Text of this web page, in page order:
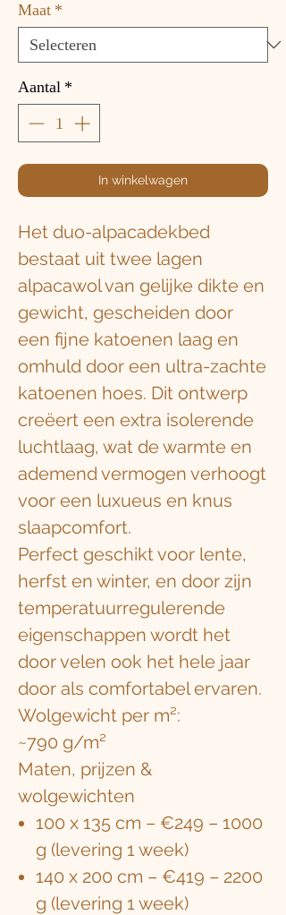
Maat *
Aantal *
In winkelwagen
Het duo-alpacadekbed
bestaat uit twee lagen
alpacawol van gelijke dikte en
gewicht, gescheiden door
een fijne katoenen laag en
omhuld door een ultra-zachte
katoenen hoes. Dit ontwerp
creëert een extra isolerende
luchtlaag, wat de warmte en
ademend vermogen verhoogt
voor een luxueus en knus
slaapcomfort.
Perfect geschikt voor lente,
herfst en winter, en door zijn
temperatuurregulerende
eigenschappen wordt het
door velen ook het hele jaar
door als comfortabel ervaren.
Wolgewicht per m²:
~790 g/m²
Maten, prijzen &
wolgewichten
100 x 135 cm – €249 – 1000
g (levering 1 week)
140 x 200 cm – €419 – 2200
g (levering 1 week)